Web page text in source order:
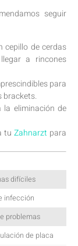
seguir
‍cepillo ​de cerdas​
⁢a rincones
para
brackets.
⁤eliminación de⁤
tu⁣ Zahnarzt para
difíciles
infección
⁢problemas
de⁤ placa